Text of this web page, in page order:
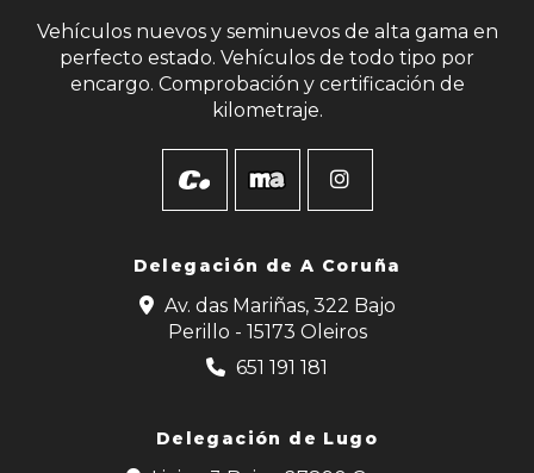
Vehículos nuevos y seminuevos de alta gama en
perfecto estado. Vehículos de todo tipo por
encargo. Comprobación y certificación de
kilometraje.
Delegación deA Coruña
Av. das Mariñas, 322 Bajo
Perillo - 15173 Oleiros
651 191 181
Delegación de Lugo